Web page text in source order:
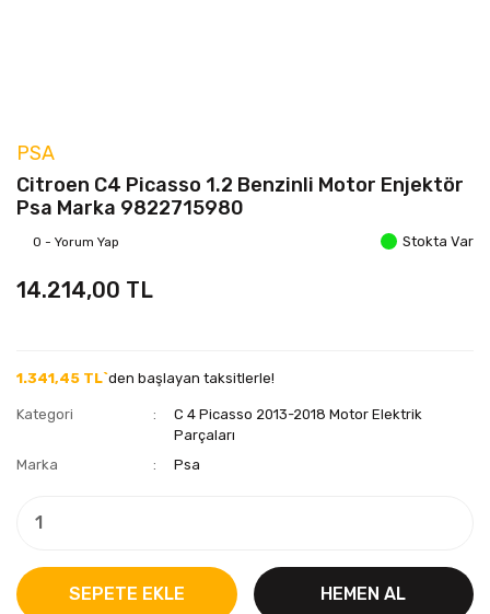
PSA
Citroen C4 Picasso 1.2 Benzinli Motor Enjektör
Psa Marka 9822715980
0 - Yorum Yap Stokta Var
14.214,00 TL
1.341,45 TL`den başlayan taksitlerle!
Kategori
C 4 Picasso 2013-2018 Motor Elektrik
Parçaları
Marka
Psa
SEPETE EKLE HEMEN AL